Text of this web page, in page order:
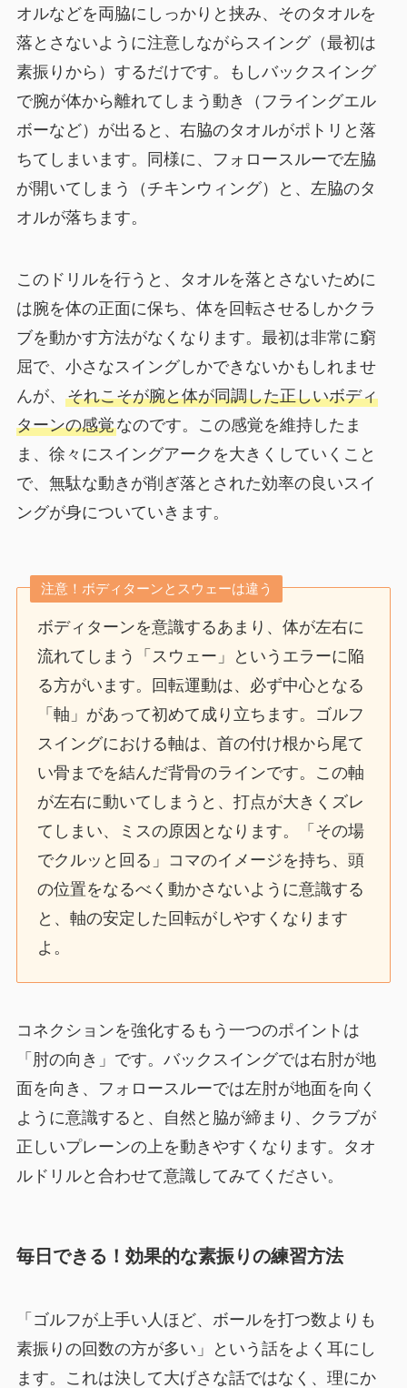
オルなどを両脇にしっかりと挟み、そのタオルを
落とさないように注意しながらスイング（最初は
素振りから）するだけです。もしバックスイング
で腕が体から離れてしまう動き（フライングエル
ボーなど）が出ると、右脇のタオルがポトリと落
ちてしまいます。同様に、フォロースルーで左脇
が開いてしまう（チキンウィング）と、左脇のタ
オルが落ちます。
このドリルを行うと、タオルを落とさないために
は腕を体の正面に保ち、体を回転させるしかクラ
ブを動かす方法がなくなります。最初は非常に窮
屈で、小さなスイングしかできないかもしれませ
んが、 それこそが腕と体が同調した正しいボディ
ターンの感覚なのです。この感覚を維持したま
ま、徐々にスイングアークを大きくしていくこと
で、無駄な動きが削ぎ落とされた効率の良いスイ
ングが身についていきます。
注意！ボディターンとスウェーは違う
ボディターンを意識するあまり、体が左右に
流れてしまう「スウェー」というエラーに陥
る方がいます。回転運動は、必ず中心となる
「軸」があって初めて成り立ちます。ゴルフ
スイングにおける軸は、首の付け根から尾て
い骨までを結んだ背骨のラインです。この軸
が左右に動いてしまうと、打点が大きくズレ
てしまい、ミスの原因となります。「その場
でクルッと回る」コマのイメージを持ち、頭
の位置をなるべく動かさないように意識する
と、軸の安定した回転がしやすくなります
よ。
コネクションを強化するもう一つのポイントは
「肘の向き」です。バックスイングでは右肘が地
面を向き、フォロースルーでは左肘が地面を向く
ように意識すると、自然と脇が締まり、クラブが
正しいプレーンの上を動きやすくなります。タオ
ルドリルと合わせて意識してみてください。
毎日できる！効果的な素振りの練習方法
「ゴルフが上手い人ほど、ボールを打つ数よりも
素振りの回数の方が多い」という話をよく耳にし
ます。これは決して大げさな話ではなく、理にか